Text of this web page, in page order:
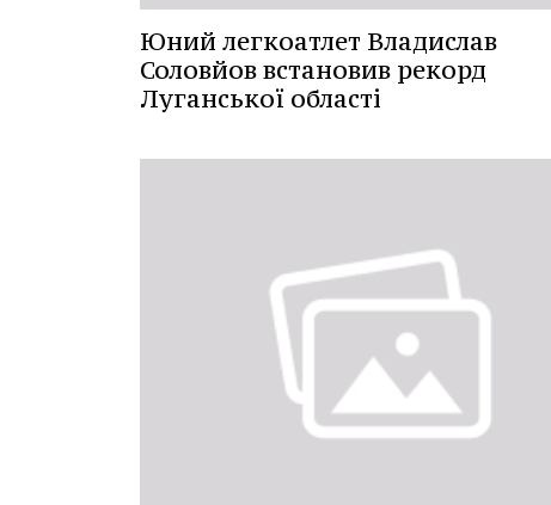
Юний легкоатлет Владислав
Соловйов встановив рекорд
Луганської області